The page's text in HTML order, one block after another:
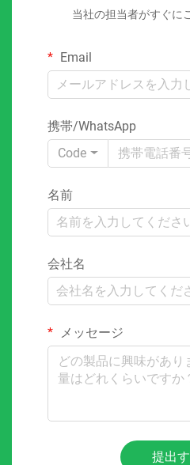
当社の担当者がすぐに
Email
携帯/WhatsApp
Code
名前
会社名
メッセージ
提出